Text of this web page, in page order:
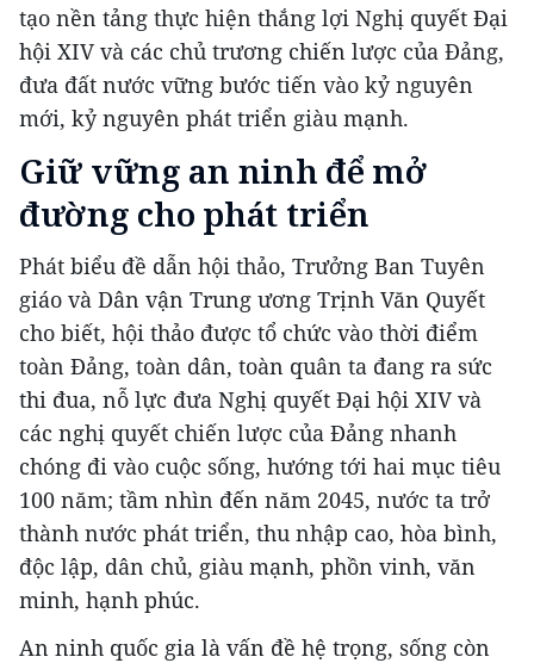
tạo nền tảng thực hiện thắng lợi Nghị quyết Đại
hội XIV và các chủ trương chiến lược của Đảng,
đưa đất nước vững bước tiến vào kỷ nguyên
mới, kỷ nguyên phát triển giàu mạnh.
Giữ vững an ninh để mở
đường cho phát triển
Phát biểu đề dẫn hội thảo, Trưởng Ban Tuyên
giáo và Dân vận Trung ương Trịnh Văn Quyết
cho biết, hội thảo được tổ chức vào thời điểm
toàn Đảng, toàn dân, toàn quân ta đang ra sức
thi đua, nỗ lực đưa Nghị quyết Đại hội XIV và
các nghị quyết chiến lược của Đảng nhanh
chóng đi vào cuộc sống, hướng tới hai mục tiêu
100 năm; tầm nhìn đến năm 2045, nước ta trở
thành nước phát triển, thu nhập cao, hòa bình,
độc lập, dân chủ, giàu mạnh, phồn vinh, văn
minh, hạnh phúc.
An ninh quốc gia là vấn đề hệ trọng, sống còn